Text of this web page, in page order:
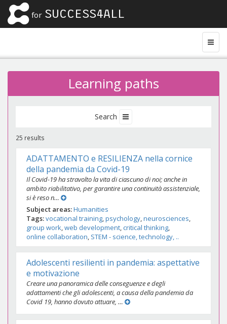
for SUCCESS4ALL
Learning paths
Search
25 results
ADATTAMENTO e RESILIENZA nella cornice
della pandemia da Covid-19
Il Covid-19 ha stravolto la vita di ciascuno di noi; anche in
ambito riabilitativo, per garantire una continuità assistenziale,
si è reso n…
Subject areas Humanities
Tags vocational training psychology neurosciences
group work web development critical thinking
online collaboration STEM - science, technology, ..
Adolescenti resilienti in pandemia: aspettative
e motivazione
Creare una panoramica delle conseguenze e degli
adattamenti che gli adolescenti, a causa della pandemia da
Covid 19, hanno dovuto attuare, …